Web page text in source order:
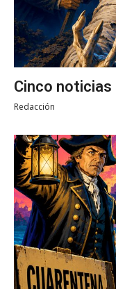
Cinco
Redacción